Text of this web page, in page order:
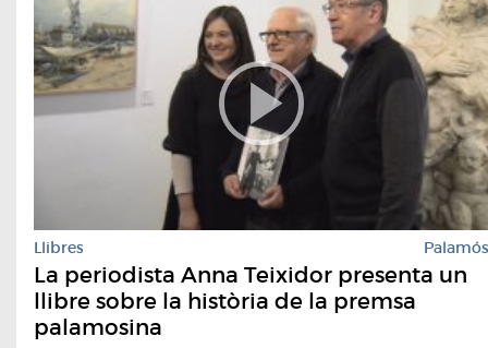
Llibres Palamós
La periodista Anna Teixidor presenta un
llibre sobre la història de la premsa
palamosina